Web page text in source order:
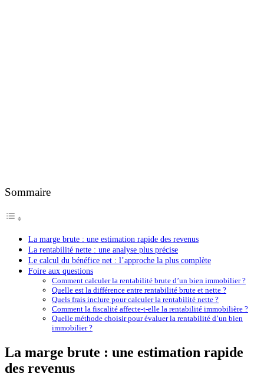
Sommaire
La marge brute : une estimation rapide des revenus
La rentabilité nette : une analyse plus précise
Le calcul du bénéfice net : l’approche la plus complète
Foire aux questions
Comment calculer la rentabilité brute d’un bien immobilier ?
Quelle est la différence entre rentabilité brute et nette ?
Quels frais inclure pour calculer la rentabilité nette ?
Comment la fiscalité affecte-t-elle la rentabilité immobilière ?
Quelle méthode choisir pour évaluer la rentabilité d’un bien
immobilier ?
La marge brute : une estimation rapide
des revenus